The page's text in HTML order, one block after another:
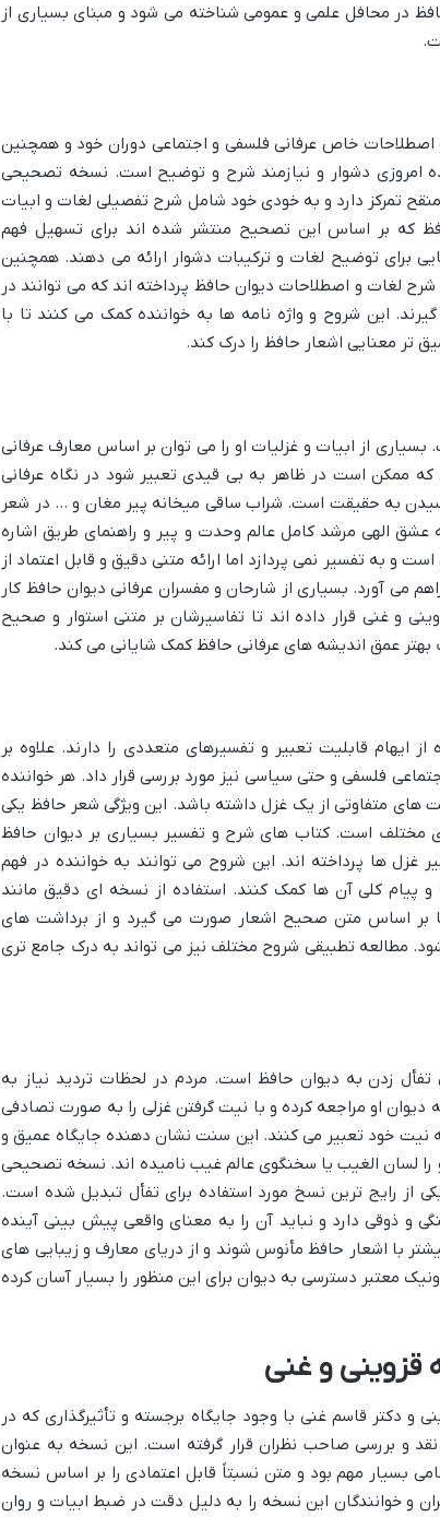
در محافل علمی و عمومی شناخته می شود و مبنای بسیاری از
اصطلاحات خاص عرفانی فلسفی و اجتماعی دوران خود و همچنین
امروزی دشوار و نیازمند شرح و توضیح است. نسخه تصحیحی
منقح تمرکز دارد و به خودی خود شامل شرح تفصیلی لغات و ابیات
که بر اساس این تصحیح منتشر شده اند برای تسهیل فهم
برای توضیح لغات و ترکیبات دشوار ارائه می دهند. همچنین
لغات و اصطلاحات دیوان حافظ پرداخته اند که می توانند در
این شروح و واژه نامه ها به خواننده کمک می کنند تا با
تر معنایی اشعار حافظ را درک کند.
از ابیات و غزلیات او را می توان بر اساس معارف عرفانی
ممکن است در ظاهر به بی قیدی تعبیر شود در نگاه عرفانی
به حقیقت است. شراب ساقی میخانه پیر مغان و … در شعر
الهی مرشد کامل عالم وحدت و پیر و راهنمای طریق اشاره
و به تفسیر نمی پردازد اما ارائه متنی دقیق و قابل اعتماد از
می آورد. بسیاری از شارحان و مفسران عرفانی دیوان حافظ کار
و غنی قرار داده اند تا تفاسیرشان بر متنی استوار و صحیح
بهتر عمق اندیشه های عرفانی حافظ کمک شایانی می کند.
ایهام قابلیت تعبیر و تفسیرهای متعددی را دارند. علاوه بر
فلسفی و حتی سیاسی نیز مورد بررسی قرار داد. هر خواننده
های متفاوتی از یک غزل داشته باشد. این ویژگی شعر حافظ یکی
مختلف است. کتاب های شرح و تفسیر بسیاری بر دیوان حافظ
ها پرداخته اند. این شروح می توانند به خواننده در فهم
پیام کلی آن ها کمک کنند. استفاده از نسخه ای دقیق مانند
بر اساس متن صحیح اشعار صورت می گیرد و از برداشت های
مطالعه تطبیقی شروح مختلف نیز می تواند به درک جامع تری
زدن به دیوان حافظ است. مردم در لحظات تردید نیاز به
دیوان او مراجعه کرده و با نیت گرفتن غزلی را به صورت تصادفی
نیت خود تعبیر می کنند. این سنت نشان دهنده جایگاه عمیق و
را لسان الغیب یا سخنگوی عالم غیب نامیده اند. نسخه تصحیحی
از رایج ترین نسخ مورد استفاده برای تفأل تبدیل شده است.
و ذوقی دارد و نباید آن را به معنای واقعی پیش بینی آینده
با اشعار حافظ مأنوس شوند و از دریای معارف و زیبایی های
معتبر دسترسی به دیوان برای این منظور را بسیار آسان کرده
قزوینی و غنی
دکتر قاسم غنی با وجود جایگاه برجسته و تأثیرگذاری که در
و بررسی صاحب نظران قرار گرفته است. این نسخه به عنوان
بسیار مهم بود و متن نسبتاً قابل اعتمادی را بر اساس نسخه
و خوانندگان این نسخه را به دلیل دقت در ضبط ابیات و روان